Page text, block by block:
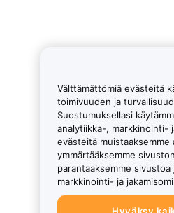
Välttämättömiä evästeitä
toimivuuden ja
Suostumuksellasi
analytiikka-, markkinointi-
evästeitä muistaaksemme
ymmärtääksemme
parantaaksemme sivustoa
markkinointi- ja